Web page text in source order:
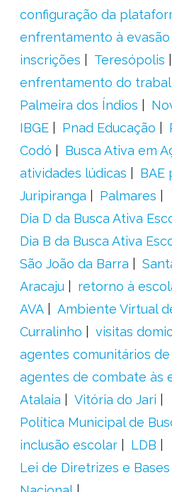
configuração da
enfrentamento à
inscrições
Teresópolis
enfrentamento do
Palmeira dos Índios
IBGE
Pnad Educação
Codó
Busca Ativa em
atividades lúdicas
BAE
Juripiranga
Palmares
Dia D da Busca Ativa
Dia B da Busca Ativa
São João da Barra
Aracaju
retorno à
AVA
Ambiente Virtual
Curralinho
visitas
agentes comunitários de
agentes de combate às
Atalaia
Vitória do Jari
Política Municipal de
inclusão escolar
LDB
Lei de Diretrizes e